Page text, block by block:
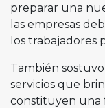
preparar una
las empresas
los trabajadores
También
servicios que
constituyen una